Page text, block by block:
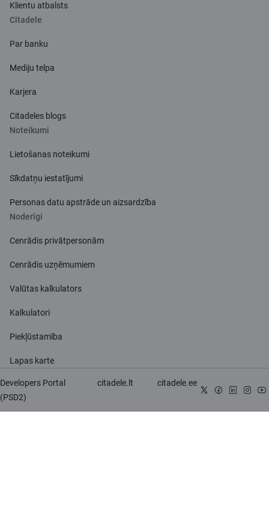
Klientu atbalsts
Citadele
Par banku
Mediju telpa
Karjera
Citadeles blogs
Noteikumi
Lietošanas noteikumi
Sīkdatņu iestatījumi
Personas datu apstrāde un aizsardzība
Noderīgi
Cenrādis privātpersonām
Cenrādis uzņēmumiem
Valūtas kalkulators
Kalkulatori
Piekļūstamība
Lapas karte
Developers Portal
(PSD2)
citadele.lt citadele.ee